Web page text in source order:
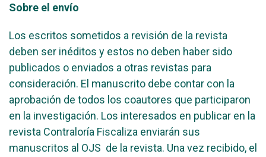
Sobre el envío
Los escritos sometidos a revisión de la revista
deben ser inéditos y estos no deben haber sido
publicados o enviados a otras revistas para
consideración. El manuscrito debe contar con la
aprobación de todos los coautores que participaron
en la investigación. Los interesados en publicar en la
revista Contraloría Fiscaliza enviarán sus
manuscritos al OJS de la revista. Una vez recibido, el